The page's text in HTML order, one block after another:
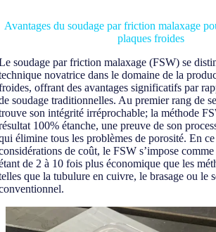
Avantages du soudage par friction malaxage
plaques froides
soudage par friction malaxage (FSW) se
novatrice dans le domaine de la
offrant des avantages significatifs par
soudage traditionnelles. Au premier rang de
son intégrité irréprochable; la méthode
100% étanche, une preuve de son
élimine tous les problèmes de porosité. En
de coût, le FSW s’impose
de 2 à 10 fois plus économique que les
que la tubulure en cuivre, le brasage ou le